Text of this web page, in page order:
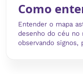
Como
Entender o mapa
desenho do céu no
observando signos,